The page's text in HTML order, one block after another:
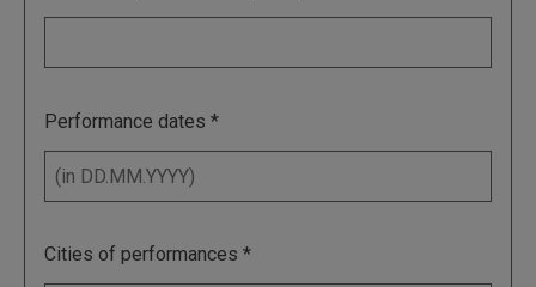
Performance dates
Cities of performances